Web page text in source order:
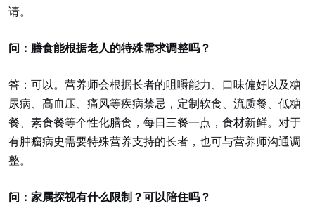
请。
问：膳食能根据老人的特殊需求调整吗？
答：可以。营养师会根据长者的咀嚼能力、口味偏好以及糖
尿病、高血压、痛风等疾病禁忌，定制软食、流质餐、低糖
餐、素食餐等个性化膳食，每日三餐一点，食材新鲜。对于
有肿瘤病史需要特殊营养支持的长者，也可与营养师沟通调
整。
问：家属探视有什么限制？可以陪住吗？